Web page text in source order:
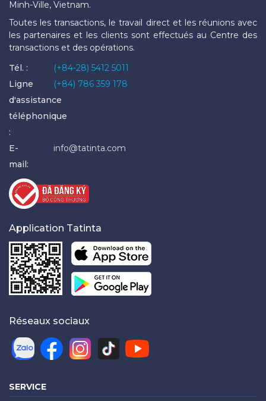
Minh-Ville, Vietnam.
Toutes les transactions, le travail direct et les réunions avec
les partenaires et les clients sont effectués au Centre des
transactions et des opérations.
Tél. :
(+84-28) 5412 5011
Ligne
d'assistance
téléphonique
:
(+84) 786 359 178
E-
mail:
info@tatinta.com
Application Tatinta
Réseaux sociaux
SERVICE